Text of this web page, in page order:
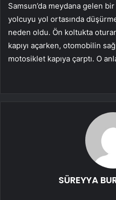
Samsun’da meydana gelen
yolcuyu yol ortasında
neden oldu. Ön koltukta
kapıyı açarken, otomobilin
motosiklet kapıya çarptı. O
SÜREYYA